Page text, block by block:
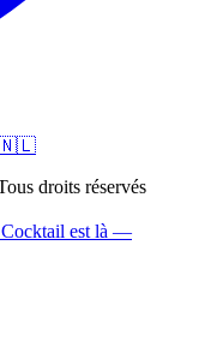
droits réservés
Cocktail est là —